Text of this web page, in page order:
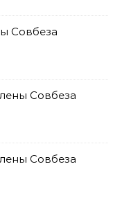
Совбеза
Совбеза
Совбеза